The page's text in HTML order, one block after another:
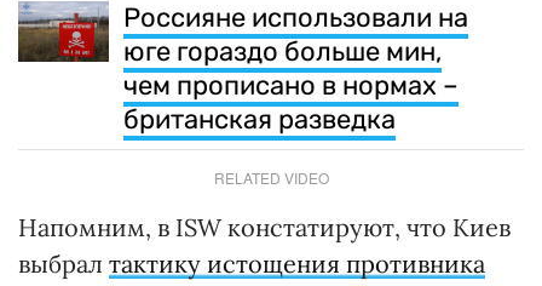
Россияне использовали на
юге гораздо больше мин,
чем прописано в нормах –
британская разведка
RELATED VIDEO
Напомним, в ISW констатируют, что Киев
выбрал тактику истощения противника